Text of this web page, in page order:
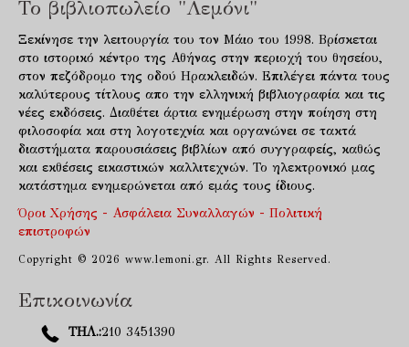
Το βιβλιοπωλείο "Λεμόνι"
Ξεκίνησε την λειτουργία του τον Μάιο του 1998. Βρίσκεται
στο ιστορικό κέντρο της Αθήνας στην περιοχή του θησείου,
στον πεζόδρομο της οδού Ηρακλειδών. Επιλέγει πάντα τους
καλύτερους τίτλους απο την ελληνική βιβλιογραφία και τις
νέες εκδόσεις. Διαθέτει άρτια ενημέρωση στην ποίηση στη
φιλοσοφία και στη λογοτεχνία και οργανώνει σε τακτά
διαστήματα παρουσιάσεις βιβλίων από συγγραφείς, καθώς
και εκθέσεις εικαστικών καλλιτεχνών. Το ηλεκτρονικό μας
κατάστημα ενημερώνεται από εμάς τους ίδιους.
Όροι Χρήσης - Ασφάλεια Συναλλαγών - Πολιτική
επιστροφών
Copyright © 2026 www.lemoni.gr. All Rights Reserved.
Επικοινωνία
ΤΗΛ.:210 3451390